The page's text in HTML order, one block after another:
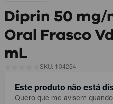
Diprin 50 mg/
Oral Frasco
mL
SKU: 104284
Este produto não está
Quero que me avisem